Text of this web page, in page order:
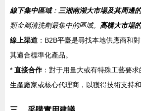
線下集中區域： 三湘南湖大市場及其周邊
類金屬清洗劑最集中的區域。 高橋大市場
線上渠道 ：B2B平臺是尋找本地供應商和
其適合標準化產品。
* 直接合作：對于用量大或有特殊工藝要
生產廠家或核心代理商，以獲得技術支持